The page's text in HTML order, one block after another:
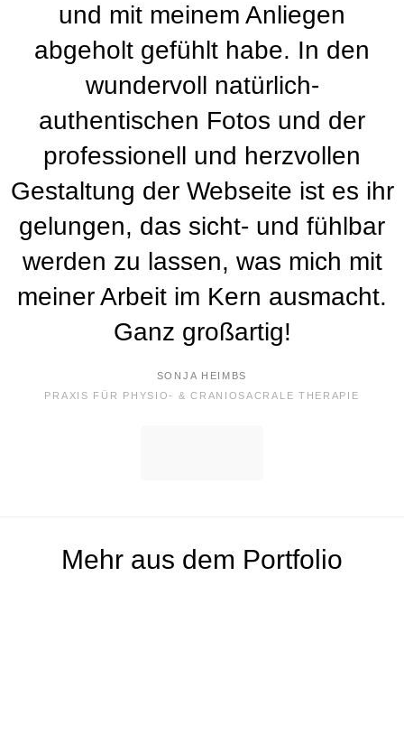
und mit meinem Anliegen
abgeholt gefühlt habe. In den
wundervoll natürlich-
authentischen Fotos und der
professionell und herzvollen
Gestaltung der Webseite ist es ihr
gelungen, das sicht- und fühlbar
werden zu lassen, was mich mit
meiner Arbeit im Kern ausmacht.
Ganz großartig!
SONJA HEIMBS
PRAXIS FÜR PHYSIO- & CRANIOSACRALE THERAPIE
Mehr aus dem Portfolio